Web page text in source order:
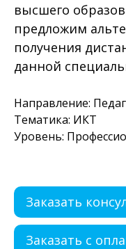
высшего
предложим
получения
данной
Направление:
Тематика: ИКТ
Уровень:
Заказать
Заказать с